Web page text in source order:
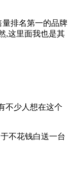
量排名第一的品牌
,这里面我也是其
不少人想在这个
不花钱白送一台